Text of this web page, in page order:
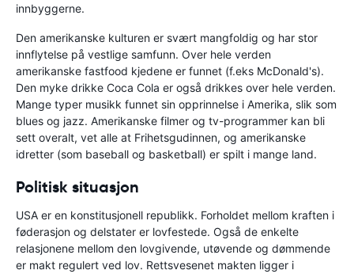
innbyggerne.
Den amerikanske kulturen er svært mangfoldig og har stor
innflytelse på vestlige samfunn. Over hele verden
amerikanske fastfood kjedene er funnet (f.eks McDonald's).
Den myke drikke Coca Cola er også drikkes over hele verden.
Mange typer musikk funnet sin opprinnelse i Amerika, slik som
blues og jazz. Amerikanske filmer og tv-programmer kan bli
sett overalt, vet alle at Frihetsgudinnen, og amerikanske
idretter (som baseball og basketball) er spilt i mange land.
Politisk situasjon
USA er en konstitusjonell republikk. Forholdet mellom kraften i
føderasjon og delstater er lovfestede. Også de enkelte
relasjonene mellom den lovgivende, utøvende og dømmende
er makt regulert ved lov. Rettsvesenet makten ligger i